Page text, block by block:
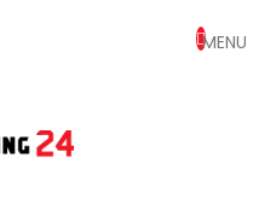
KOŠÍK